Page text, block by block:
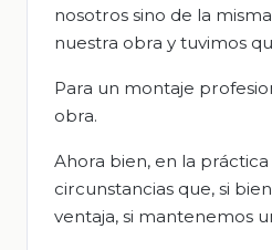
nosotros sino de la
nuestra obra y tuvimos
Para un montaje
obra.
Ahora bien, en la
circunstancias que, si
ventaja, si mantenemos